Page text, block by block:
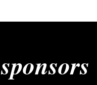
sponsors